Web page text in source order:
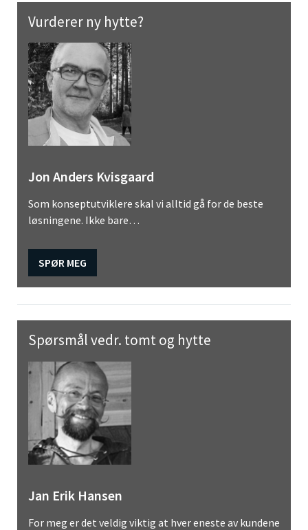
Vurderer ny hytte?
Jon Anders Kvisgaard
Som konseptutviklere skal vi alltid gå for de beste
løsningene. Ikke bare…
SPØR MEG
Spørsmål vedr. tomt og hytte
Jan Erik Hansen
For meg er det veldig viktig at hver eneste av kundene